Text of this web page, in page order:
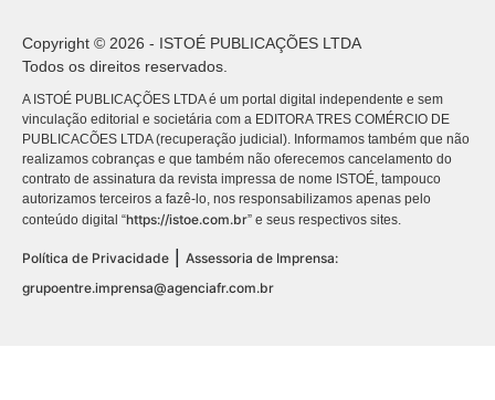
Copyright © 2026 - ISTOÉ PUBLICAÇÕES LTDA
Todos os direitos reservados.
A ISTOÉ PUBLICAÇÕES LTDA é um portal digital independente e sem
vinculação editorial e societária com a EDITORA TRES COMÉRCIO DE
PUBLICACÕES LTDA (recuperação judicial). Informamos também que não
realizamos cobranças e que também não oferecemos cancelamento do
contrato de assinatura da revista impressa de nome ISTOÉ, tampouco
autorizamos terceiros a fazê-lo, nos responsabilizamos apenas pelo
conteúdo digital “https://istoe.com.br” e seus respectivos sites.
Política de Privacidade
Assessoria de Imprensa:
grupoentre.imprensa@agenciafr.com.br